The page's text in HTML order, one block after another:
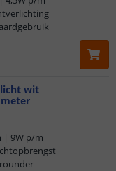
wit
| 9W p/m